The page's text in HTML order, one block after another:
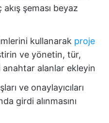
şeması beyaz
kullanarak proje
ve yönetin, tür,
alanlar ekleyin
ve onaylayıcıları
girdi alınmasını